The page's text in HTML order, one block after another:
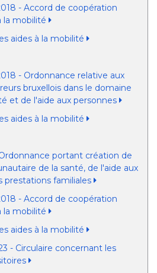
- Accord de coopération
la mobilité
aides à la mobilité
- Ordonnance relative aux
bruxellois dans le domaine
et de l'aide aux personnes
aides à la mobilité
portant création de
de la santé, de l'aide aux
prestations familiales
- Accord de coopération
la mobilité
aides à la mobilité
- Circulaire concernant les